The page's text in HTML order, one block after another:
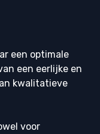
een optimale
een eerlijke en
kwalitatieve
voor